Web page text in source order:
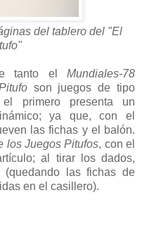
del tablero del "El
tanto el Mundiales-78
son juegos de tipo
primero presenta un
ya que, con el
las fichas y el balón.
los Juegos Pitufos, con el
al tirar los dados,
(quedando las fichas de
en el casillero).